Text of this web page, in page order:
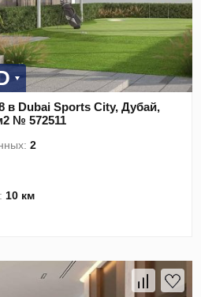
в Dubai Sports City, Дубай,
№ 572511
2
10 км